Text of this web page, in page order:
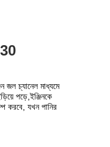
জল চ্যানেল মাধ্যমে
পড়ে,ইঞ্জিনকে
করবে, যখন পানির